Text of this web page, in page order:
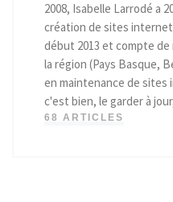
2008, Isabelle Larrodé a
création de sites
début 2013 et compte
la région (Pays Basque,
en maintenance de sites
c'est bien, le garder à
68 ARTICLES